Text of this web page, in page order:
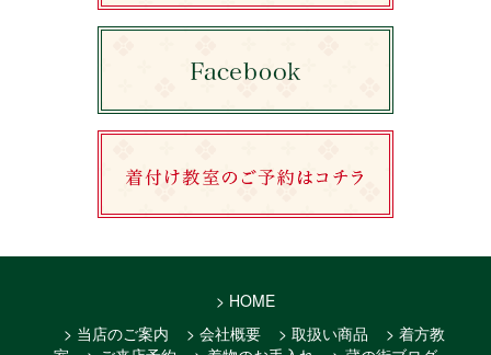
> HOME
> 当店のご案内
> 会社概要 > 取扱い商品
> 着方教